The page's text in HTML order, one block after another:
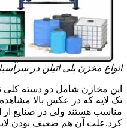
انواع مخزن پلی اتیلن در
این مخازن شامل دو دسته کلی
تک لایه که در عکس بالا
مناسب هستند ولی در صنایع از
کرد.علت آن هم ضعیف بودن